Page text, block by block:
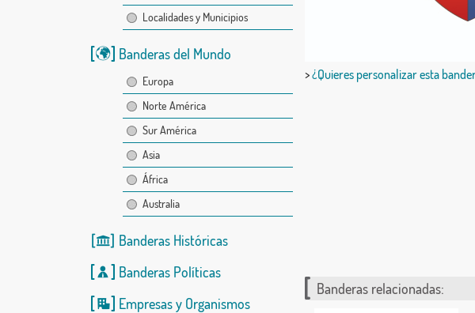
Localidades y Municipios
Banderas del Mundo
Europa
Norte América
Sur América
Asia
África
Australia
Banderas Históricas
Banderas Políticas
Empresas y Organismos
>¿Quieres personalizar esta
Banderas relacionadas: